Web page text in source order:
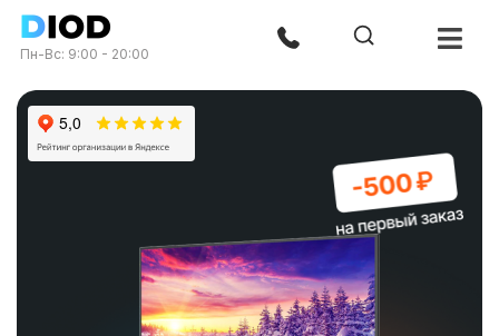
Пн-Вс: 9:00 - 20:00